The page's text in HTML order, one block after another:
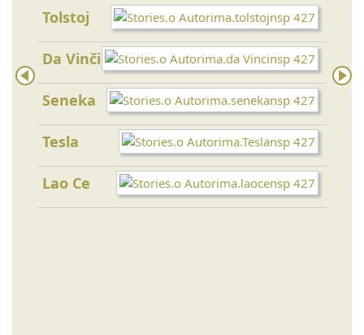
Tolstoj
Da Vinči
Seneka
Tesla
Lao Ce